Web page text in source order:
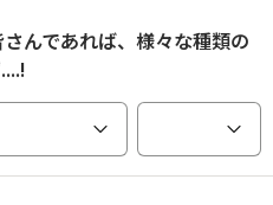
んであれば、様々な種類の